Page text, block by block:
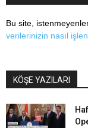
Bu site,
verilerinizin nasıl
KÖŞE YAZILARI